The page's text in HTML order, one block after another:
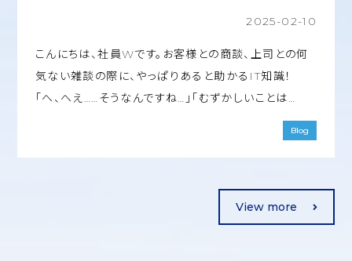
2025-02-10
こんにちは、社員Wです。お客様との商談、上司との何
気ない雑談の際に、やっぱりあると助かるIT知識！
「へ、へえ……そうなんですね…」「むずかしいことは…
Blog
View more